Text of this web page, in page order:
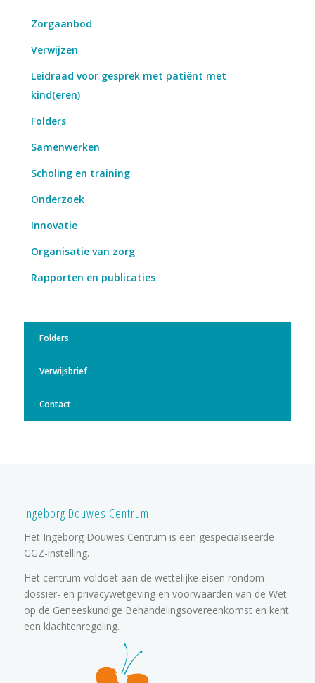
Zorgaanbod
Verwijzen
Leidraad voor gesprek met patiënt met
kind(eren)
Folders
Samenwerken
Scholing en training
Onderzoek
Innovatie
Organisatie van zorg
Rapporten en publicaties
Folders
Verwijsbrief
Contact
Ingeborg Douwes Centrum
Het Ingeborg Douwes Centrum is een gespecialiseerde
GGZ-instelling.
Het centrum voldoet aan de wettelijke eisen rondom
dossier- en privacywetgeving en voorwaarden van de Wet
op de Geneeskundige Behandelingsovereenkomst en kent
een klachtenregeling.